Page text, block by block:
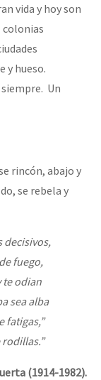
vida y hoy son
colonias
y hueso.
Un
rincón, abajo y
se rebela y
decisivos,
fuego,
te odian
sea alba
fatigas,”
(1914-1982).